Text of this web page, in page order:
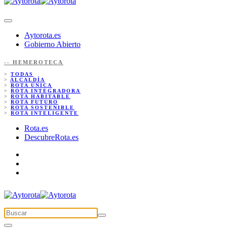
Aytorota.es
Gobierno Abierto
-- HEMEROTECA
> TODAS
> ALCALDÍA
> ROTA ÚNICA
> ROTA INTEGRADORA
> ROTA HABITABLE
> ROTA FUTURO
> ROTA SOSTENIBLE
> ROTA INTELIGENTE
Rota.es
DescubreRota.es